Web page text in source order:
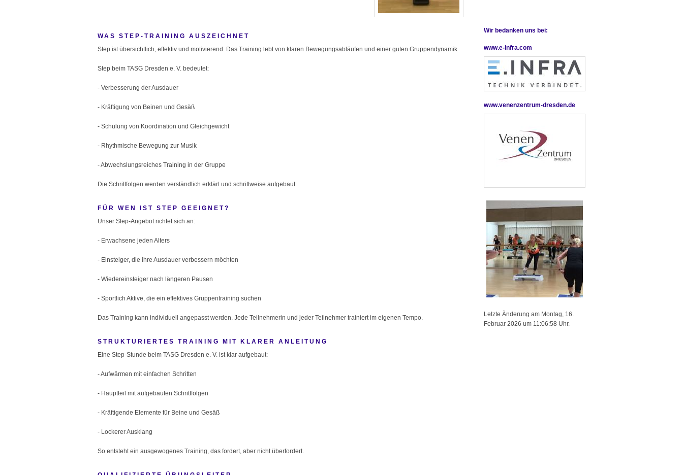
WAS STEP-TRAINING AUSZEICHNET
Step ist übersichtlich, effektiv und motivierend. Das Training lebt von klaren Bewegungsabläufen und einer guten Gruppendynamik.
Step beim TASG Dresden e. V. bedeutet:
- Verbesserung der Ausdauer
- Kräftigung von Beinen und Gesäß
- Schulung von Koordination und Gleichgewicht
- Rhythmische Bewegung zur Musik
- Abwechslungsreiches Training in der Gruppe
Die Schrittfolgen werden verständlich erklärt und schrittweise aufgebaut.
FÜR WEN IST STEP GEEIGNET?
Unser Step-Angebot richtet sich an:
- Erwachsene jeden Alters
- Einsteiger, die ihre Ausdauer verbessern möchten
- Wiedereinsteiger nach längeren Pausen
- Sportlich Aktive, die ein effektives Gruppentraining suchen
Das Training kann individuell angepasst werden. Jede Teilnehmerin und jeder Teilnehmer trainiert im eigenen Tempo.
STRUKTURIERTES TRAINING MIT KLARER ANLEITUNG
Eine Step-Stunde beim TASG Dresden e. V. ist klar aufgebaut:
- Aufwärmen mit einfachen Schritten
- Hauptteil mit aufgebauten Schrittfolgen
- Kräftigende Elemente für Beine und Gesäß
- Lockerer Ausklang
So entsteht ein ausgewogenes Training, das fordert, aber nicht überfordert.
Wir bedanken uns bei:
www.e-infra.com
www.venenzentrum-dresden.de
Letzte Änderung am Montag, 16.
Februar 2026 um 11:06:58 Uhr.